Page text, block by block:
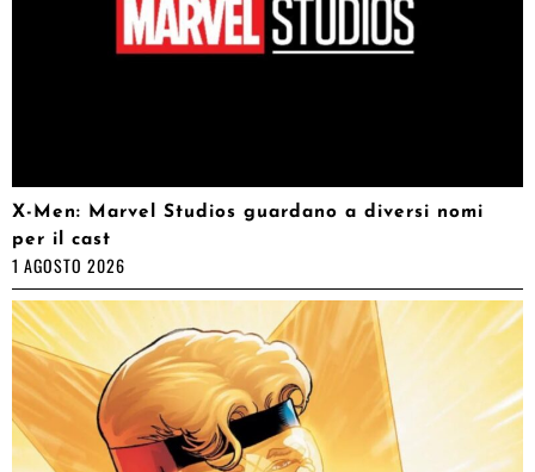
X-Men: Marvel Studios guardano a diversi nomi
per il cast
1 AGOSTO 2026